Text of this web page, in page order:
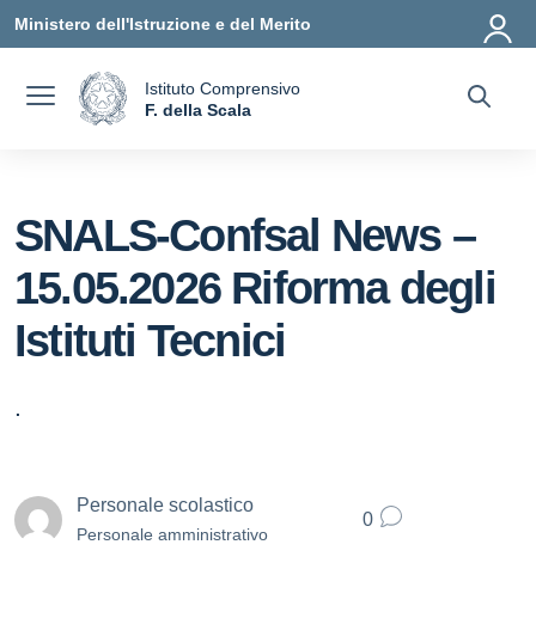
Ministero dell'Istruzione e del Merito
Istituto Comprensivo
F. della Scala
SNALS-Confsal News –
15.05.2026 Riforma degli
Istituti Tecnici
.
Personale scolastico
Personale amministrativo
0